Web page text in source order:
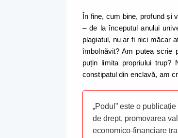
În fine, cum bine, profund și
– de la începutul anului
plagiatul, nu ar fi nici măcar
îmbolnăvit? Am putea scrie
puțin limita propriului
constipatul din enclavă, am
„Podul” este o
de drept, promovarea
economico-financiare